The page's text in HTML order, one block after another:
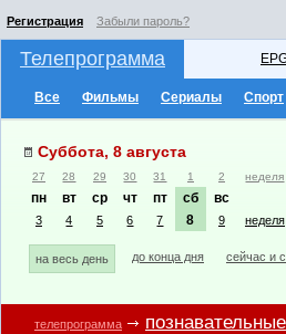
Регистрация Забыли пароль?
Телепрограмма
Все Фильмы Сериалы Спорт
Суббота, 8 августа
27 28 29 30 31 1 2 неделя
пн вт ср чт пт сб вс
3 4 5 6 7 8 9 неделя
на весь день до конца дня сейчас и
телепрограмма познавательные